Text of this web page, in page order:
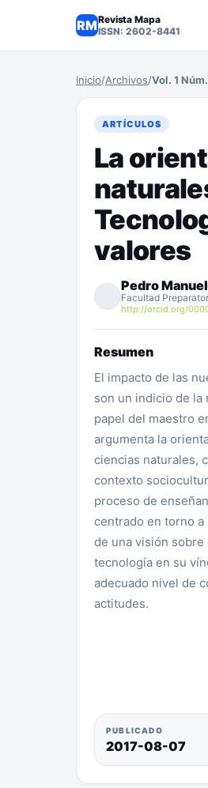
RMRevista Mapa
ISSN: 2602-8441
Inicio/Archivos/Vol. 1
ARTÍCULOS
La
valores
Pedro
Facultad
http://orcid.org/
Resumen
El impacto de las
son un indicio de la
papel del maestro
argumenta la
ciencias naturales,
contexto
proceso de
centrado en torno
de una visión sobre
tecnología en su
adecuado nivel de
actitudes.
PUBLICADO
2017-08-07